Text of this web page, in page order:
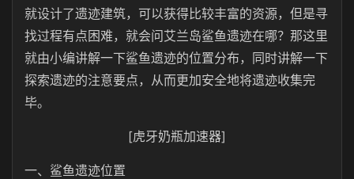
就设计了遗迹建筑，可以获得比较丰富的资源，但是寻
找过程有点困难，就会问艾兰岛鲨鱼遗迹在哪？那这里
就由小编讲解一下鲨鱼遗迹的位置分布，同时讲解一下
探索遗迹的注意要点，从而更加安全地将遗迹收集完
毕。
[虎牙奶瓶加速器]
一、鲨鱼遗迹位置